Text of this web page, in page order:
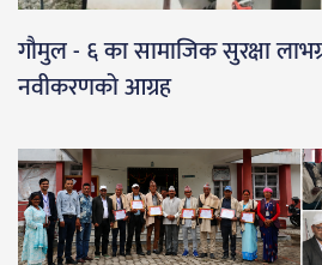
गौमुल - ६ का सामाजिक सुरक्षा
नवीकरणको आग्रह